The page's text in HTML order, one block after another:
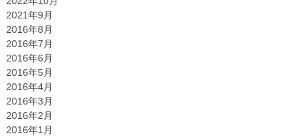
2021年9月
2016年8月
2016年7月
2016年6月
2016年5月
2016年4月
2016年3月
2016年2月
2016年1月